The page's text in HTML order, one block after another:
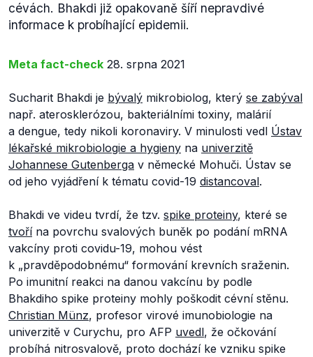
cévách. Bhakdi již opakovaně šíří nepravdivé
informace k probíhající epidemii.
Meta fact-check 28. srpna 2021
Sucharit Bhakdi je bývalý mikrobiolog, který se zabýval
např. aterosklerózou, bakteriálními toxiny, malárií
a dengue, tedy nikoli koronaviry. V minulosti vedl Ústav
lékařské mikrobiologie a hygieny na univerzitě
Johannese Gutenberga v německé Mohuči. Ústav se
od jeho vyjádření k tématu covid-19 distancoval.
Bhakdi ve videu tvrdí, že tzv. spike proteiny, které se
tvořína povrchu svalových buněk po podání mRNA
vakcíny proti covidu-19, mohou vést
k „pravděpodobnému“ formování krevních sraženin.
Po imunitní reakci na danou vakcínu by podle
Bhakdiho spike proteiny mohly poškodit cévní stěnu.
Christian Münz, profesor virové imunobiologie na
univerzitě v Curychu, pro AFP uvedl, že očkování
probíhá nitrosvalově, proto dochází ke vzniku spike